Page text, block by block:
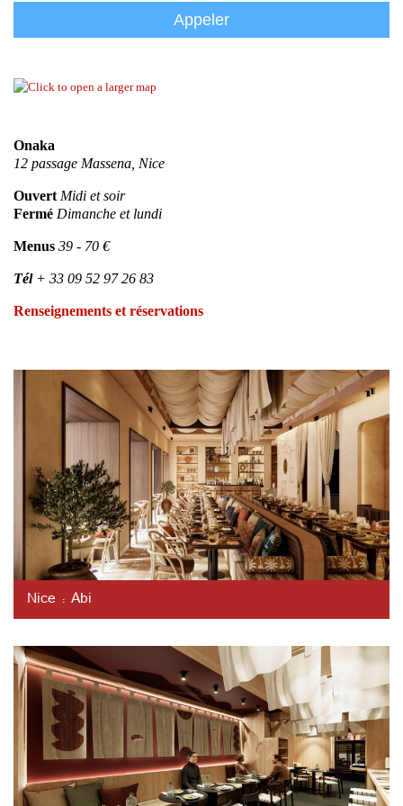
Appeler
Onaka
12 passage Massena, Nice
Ouvert Midi et soir
Fermé Dimanche et lundi
Menus 39 - 70 €
Tél+ 33 09 52 97 26 83
Renseignements et réservations
Nice : Abi